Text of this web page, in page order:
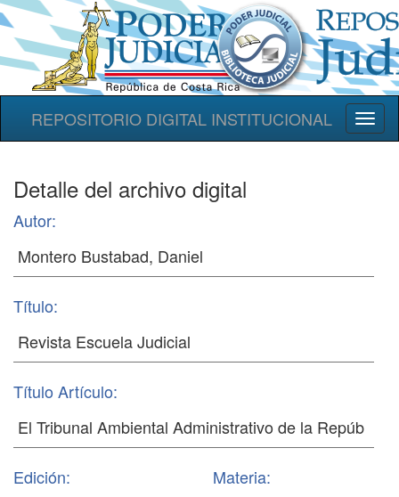
REPOSITORIO DIGITAL INSTITUCIONAL
Detalle del archivo digital
Autor:
Título:
Título Artículo:
Edición: Materia: